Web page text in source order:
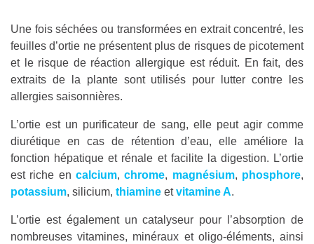
Une fois séchées ou transformées en extrait concentré, les
feuilles d’ortie ne présentent plus de risques de picotement
et le risque de réaction allergique est réduit. En fait, des
extraits de la plante sont utilisés pour lutter contre les
allergies saisonnières.
L’ortie est un purificateur de sang, elle peut agir comme
diurétique en cas de rétention d’eau, elle améliore la
fonction hépatique et rénale et facilite la digestion. L’ortie
est riche en calcium,chrome, magnésium, phosphore,
potassium, silicium, thiamine etvitamine A.
L’ortie est également un catalyseur pour l’absorption de
nombreuses vitamines, minéraux et oligo-éléments, ainsi